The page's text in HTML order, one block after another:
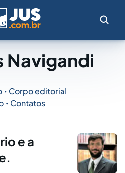
Navigandi
• Corpo editorial
• Contatos
e a